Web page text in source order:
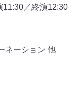
11:30／終演12:30
ネーション 他